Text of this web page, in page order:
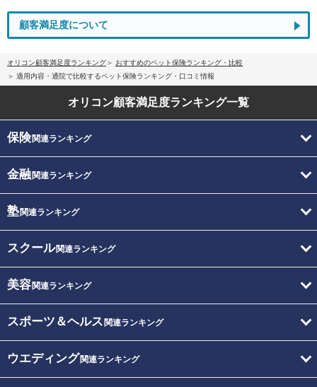
顧客満足度について
オリコン顧客満足度ランキング
おすすめのペット保険ランキング・比較
適用内容・通院で比較するペット保険ランキング・口コミ情報
オリコン顧客満足度ランキング一覧
保険関連ランキング
金融関連ランキング
塾関連ランキング
スクール関連ランキング
美容関連ランキング
スポーツ＆ヘルス 関連ランキング
ウエディング関連ランキング